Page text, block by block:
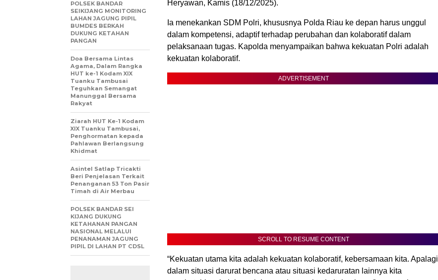
Heryawan, Kamis (18/12/2025).
Ia menekankan SDM Polri, khususnya Polda Riau ke depan harus unggul
dalam kompetensi, adaptif terhadap perubahan dan kolaboratif dalam
pelaksanaan tugas. Kapolda menyampaikan bahwa kekuatan Polri adalah
kekuatan kolaboratif.
ADVERTISEMENT
SCROLL TO RESUME CONTENT
“Kekuatan utama kita adalah kekuatan kolaboratif, kebersamaan kita. Apalagi
dalam situasi darurat bencana atau situasi kedaruratan lainnya kita
POLSEK BANDAR
SEIKIJANG MONITORING
LAHAN JAGUNG PIPIL
BUMDES BERKAH
DUKUNG KETAHAN
PANGAN
Doa Bersama Lintas
Agama, Dalam Rangka
HUT ke-1 Kodam XIX
Tuanku Tambusai
Teguhkan Semangat
Manunggal Bersama
Rakyat
Ziarah HUT Ke-1 Kodam
XIX Tuanku Tambusai,
Penghormatan kepada
Pahlawan Berlangsung
Khidmat
Asintel Satlap Tricakti
Beri Penjelasan Terkait
Penanganan 53 Ton Pasir
Timah di Air Merbau
POLSEK BANDAR SEI
KIJANG DUKUNG
KETAHANAN PANGAN
NASIONAL MELALUI
PENANAMAN JAGUNG
PIPIL DI LAHAN PT CDSL